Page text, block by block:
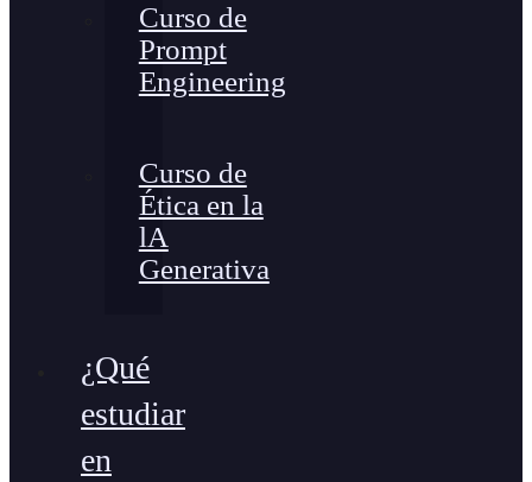
Curso de
Prompt
Engineering
Curso de
Ética en la
lA
Generativa
¿Qué
estudiar
en